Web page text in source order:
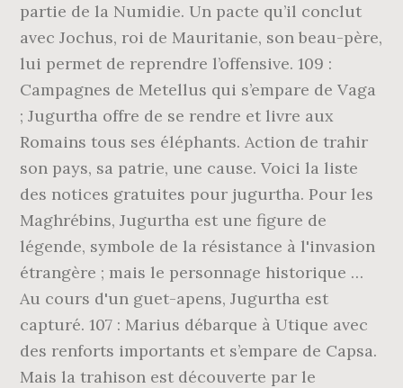
partie de la Numidie. Un pacte qu’il conclut
avec Jochus, roi de Mauritanie, son beau-père,
lui permet de reprendre l’offensive. 109 :
Campagnes de Metellus qui s’empare de Vaga
; Jugurtha offre de se rendre et livre aux
Romains tous ses éléphants. Action de trahir
son pays, sa patrie, une cause. Voici la liste
des notices gratuites pour jugurtha. Pour les
Maghrébins, Jugurtha est une figure de
légende, symbole de la résistance à l'invasion
étrangère ; mais le personnage historique …
Au cours d'un guet-apens, Jugurtha est
capturé. 107 : Marius débarque à Utique avec
des renforts importants et s’empare de Capsa.
Mais la trahison est découverte par le